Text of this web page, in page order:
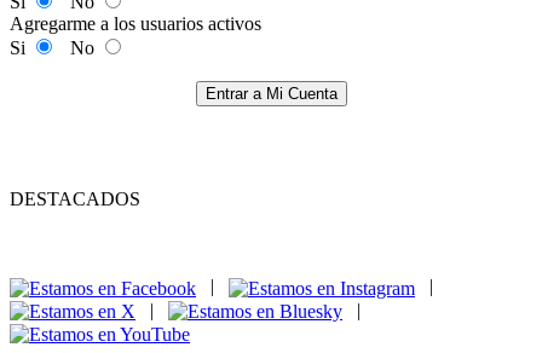
Agregarme a los usuarios activos
Si
No
Entrar a Mi Cuenta
DESTACADOS
|
|